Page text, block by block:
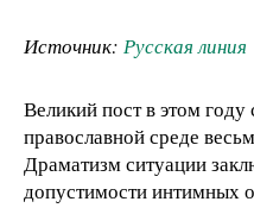
Источник: Русская линия
Великий пост в этом
православной среде
Драматизм ситуации
допустимости интимных